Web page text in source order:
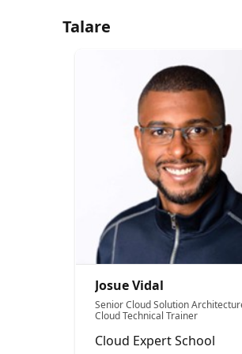
Talare
Josue Vidal
Senior Cloud Solution
Cloud Technical Trainer
Cloud Expert School